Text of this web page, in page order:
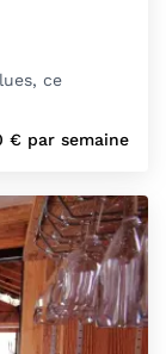
ce
€ par semaine